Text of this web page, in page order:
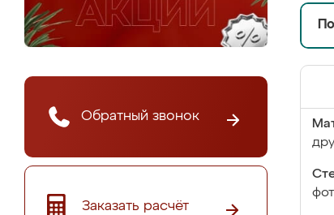
Обратный звонок
Заказать расчёт